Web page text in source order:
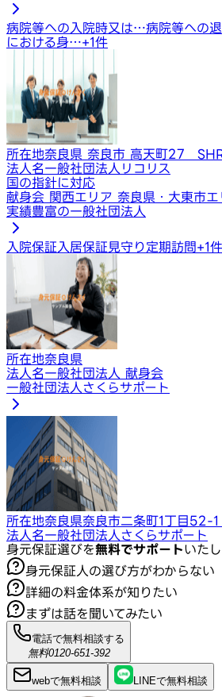
病院等への入院時又は…病院等への
における身…+1件
所在地奈良県 奈良市 高天町27
法人名一般社団法人リコリス
国の指針に対応
献身会 関西エリア 奈良県・大東市エ
実績豊富の一般社団法人
入院保証 入居保証見守り定期訪問+1件
所在地奈良県
法人名一般社団法人 献身会
一般社団法人さくらサポート
所在地奈良県奈良市二条町1丁目52-
法人名一般社団法人さくらサポート
身元保証選びを無料でサポートいた
身元保証人の選び方がわからない
詳細の料金体系が知りたい
まずは話を聞いてみたい
電話で無料相談する
無料0120-651-392
webで無料相談 LINEで無料相談